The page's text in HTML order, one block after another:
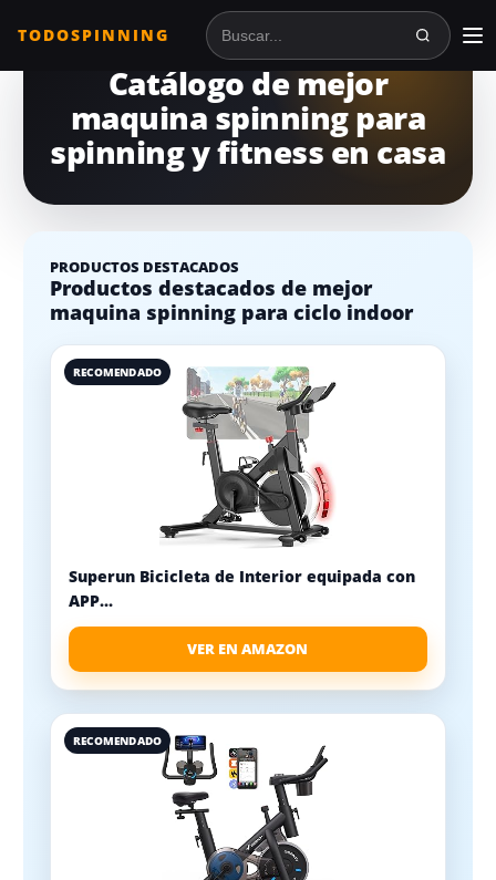
TODOSPINNING Buscar en TodoSpinning
Catálogo de mejor
maquina spinning para
spinning y fitness en casa
PRODUCTOS DESTACADOS
Productos destacados de mejor
maquina spinning para ciclo indoor
RECOMENDADO
Superun Bicicleta de Interior equipada con
APP...
VER EN AMAZON
RECOMENDADO